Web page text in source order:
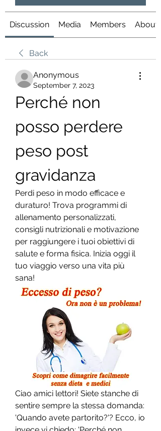
Discussion Media Members About
Back
Anonymous
September 7, 2023
Perché non
posso perdere
peso post
gravidanza
Perdi peso in modo efficace e
duraturo! Trova programmi di
allenamento personalizzati,
consigli nutrizionali e motivazione
per raggiungere i tuoi obiettivi di
salute e forma fisica. Inizia oggi il
tuo viaggio verso una vita più
sana!
Ciao amici lettori! Siete stanche di
sentire sempre la stessa domanda:
'Quando avete partorito?'? Ecco, io